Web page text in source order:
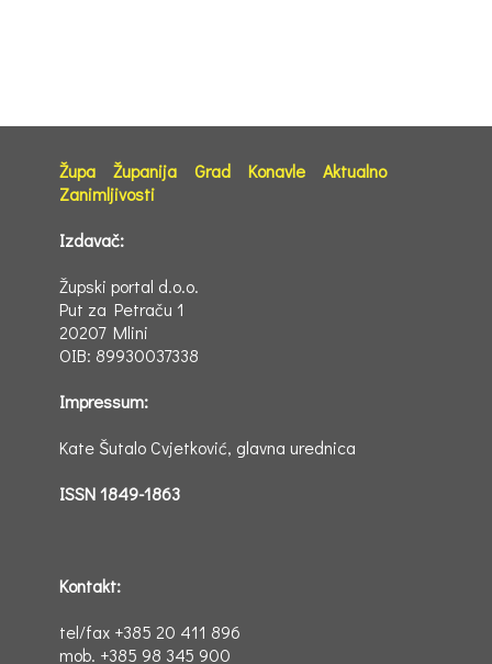
Župa Županija Grad Konavle
Aktualno
Zanimljivosti
Izdavač:
Župski portal d.o.o.
Put za Petraču 1
20207 Mlini
OIB: 89930037338
Impressum:
Kate Šutalo Cvjetković, glavna urednica
ISSN 1849-1863
Kontakt:
tel/fax +385 20 411 896
mob. +385 98 345 900